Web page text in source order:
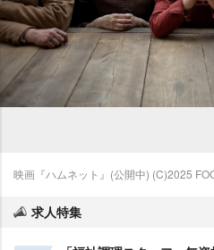
映画『ハムネット』(公開中) (C)2025
求人特集